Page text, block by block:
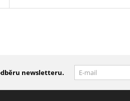
newsletteru.